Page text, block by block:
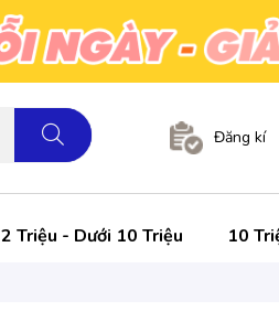
Đăng kí
2 Triệu - Dưới 10 Triệu 10